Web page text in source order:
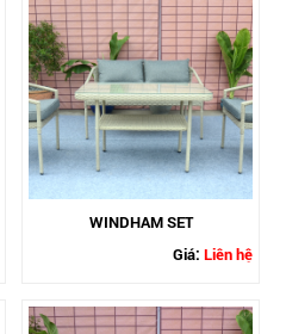
WINDHAM SET
Giá:Liên hệ